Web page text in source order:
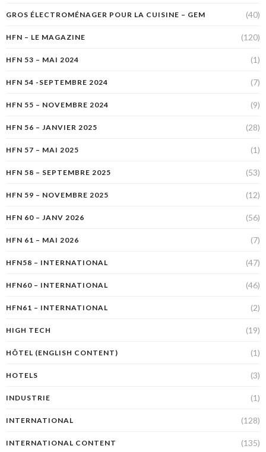
GROS ÉLECTROMÉNAGER POUR LA CUISINE – GEM (40)
HFN – LE MAGAZINE (120)
HFN 53 – MAI 2024 (1)
HFN 54 -SEPTEMBRE 2024 (7)
HFN 55 – NOVEMBRE 2024 (9)
HFN 56 – JANVIER 2025 (28)
HFN 57 – MAI 2025 (1)
HFN 58 – SEPTEMBRE 2025 (53)
HFN 59 – NOVEMBRE 2025 (12)
HFN 60 – JANV 2026 (56)
HFN 61 – MAI 2026 (7)
HFN58 – INTERNATIONAL (47)
HFN60 – INTERNATIONAL (46)
HFN61 – INTERNATIONAL (2)
HIGH TECH (19)
HÔTEL (ENGLISH CONTENT) (1)
HOTELS (3)
INDUSTRIE (1)
INTERNATIONAL (128)
INTERNATIONAL CONTENT (135)